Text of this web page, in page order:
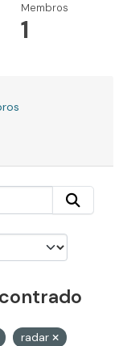
Membros
1
radar